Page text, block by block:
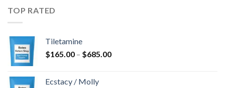
TOP RATED
Tiletamine
$165.00 – $685.00Hintaluokka:
Ecstacy / Molly